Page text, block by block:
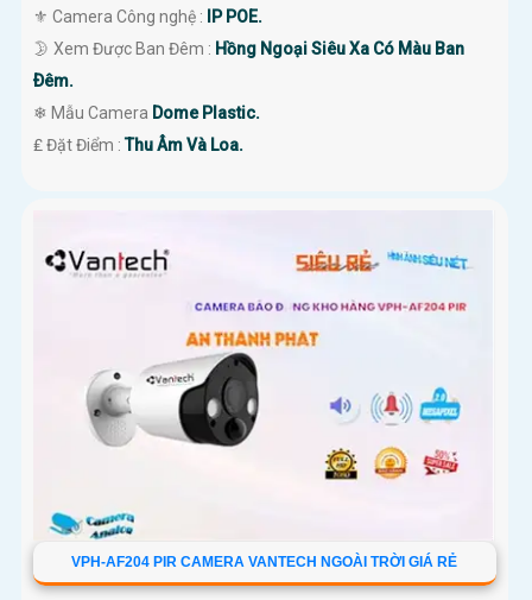
⚜️ Camera Công nghệ : IP POE.
🌛 Xem Được Ban Đêm : Hồng Ngoại Siêu Xa Có Màu Ban
Ðêm.
❄ Mẫu Camera Dome Plastic.
️₤ Đặt Điểm :Thu Âm Và Loa.
VPH-AF204 PIR CAMERA VANTECH NGOÀI TRỜI GIÁ RẺ